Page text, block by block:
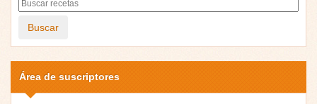
Buscar
Área de suscriptores